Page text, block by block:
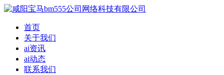
首页
关于我们
ai资讯
ai动态
联系我们